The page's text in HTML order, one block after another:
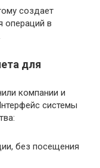
создает
операций в
для
компании и
системы
без посещения